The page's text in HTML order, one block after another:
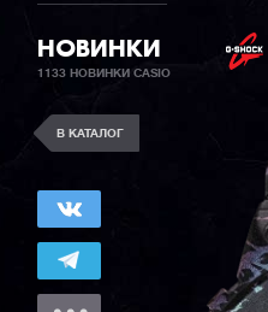
НОВИНКИ
1133 НОВИНКИ CASIO
В КАТАЛОГ